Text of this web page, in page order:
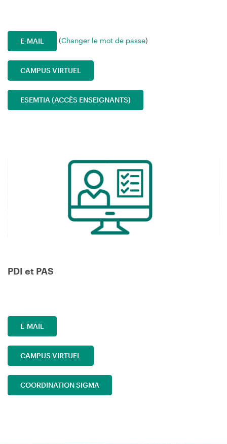
E-MAIL (Changer le mot de passe)
CAMPUS VIRTUEL
ESEMTIA (ACCÈS ENSEIGNANTS)
PDI et PAS
E-MAIL
CAMPUS VIRTUEL
COORDINATION SIGMA